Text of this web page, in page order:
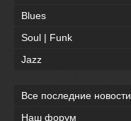
Blues
Soul | Funk
Jazz
Все последние новости
Наш форум